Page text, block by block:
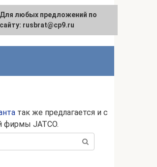
так же предлагается и с
фирмы JATСO.
Для любых предложений по
сайту: rusbrat@cp9.ru